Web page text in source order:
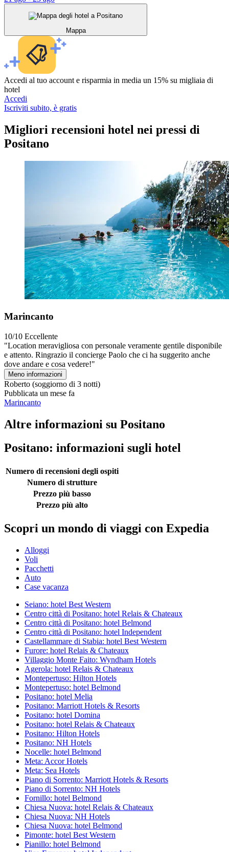
Mappa
Accedi al tuo account e risparmia in media un 15% su migliaia di
hotel
Accedi
Iscriviti subito, è gratis
Migliori recensioni hotel nei pressi di
Positano
Marincanto
10/10 Eccellente
"Location meravigliosa con personale veramente gentile disponibile
e attento. Ringrazio il concierge Paolo che ci ha suggerito anche
dove andare e cosa vedere!"
Meno informazioni
Roberto (soggiorno di 3 notti)
Pubblicata un mese fa
Marincanto
Altre informazioni su Positano
Positano: informazioni sugli hotel
Numero di recensioni degli ospiti
Numero di strutture
Prezzo più basso
Prezzo più alto
Scopri un mondo di viaggi con Expedia
Alloggi
Voli
Pacchetti
Auto
Case vacanza
Seiano: hotel Best Western
Centro città di Positano: hotel Relais & Chateaux
Centro città di Positano: hotel Belmond
Centro città di Positano: hotel Independent
Castellammare di Stabia: hotel Best Western
Furore: hotel Relais & Chateaux
Villaggio Monte Faito: Wyndham Hotels
Agerola: hotel Relais & Chateaux
Montepertuso: Hilton Hotels
Montepertuso: hotel Belmond
Positano: hotel Melia
Positano: Marriott Hotels & Resorts
Positano: hotel Domina
Positano: hotel Relais & Chateaux
Positano: Hilton Hotels
Positano: NH Hotels
Nocelle: hotel Belmond
Meta: Accor Hotels
Meta: Sea Hotels
Piano di Sorrento: Marriott Hotels & Resorts
Piano di Sorrento: NH Hotels
Fornillo: hotel Belmond
Chiesa Nuova: hotel Relais & Chateaux
Chiesa Nuova: NH Hotels
Chiesa Nuova: hotel Belmond
Pimonte: hotel Best Western
Pianillo: hotel Belmond